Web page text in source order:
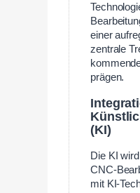
einer
zentrale
prägen.
(KI)
Die KI
CNC-
mit KI-